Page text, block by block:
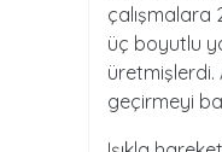
çalışmalara
üç boyutlu
üretmişlerdi.
geçirmeyi